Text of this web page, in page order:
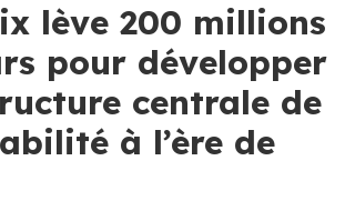
lève 200 millions
pour développer
centrale de
à l’ère de